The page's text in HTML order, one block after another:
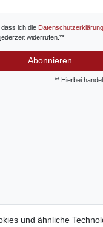
dass ich die Daten­schutz­erklärung
widerrufen.**
Abonnieren
** Hierbei
und ähnliche